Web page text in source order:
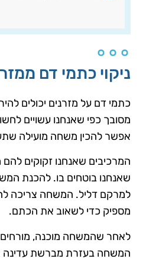
ניקוי כתמי דם
כתמי דם על מזרנים יכולים
מסובך כפי שאנחנו עשויים
אפשר להכין משחה מועילה
המרכיבים שאנחנו זקוקים
שאנחנו בוטחים בו. להכנת
למרקם דליל. המשחה צריכה
מספיק כדי לשאוב את הכתם.
לאחר שהמשחה מוכנה,
המשחה בעזרת מברשת עדינה